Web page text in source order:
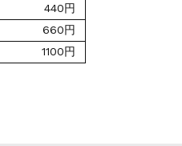
440円
660円
1100円